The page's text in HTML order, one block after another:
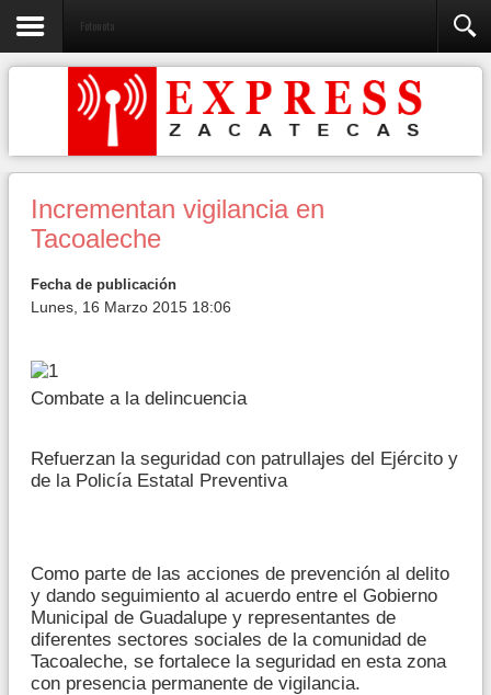
Fotonota
Incrementan vigilancia en
Tacoaleche
Fecha de publicación
Lunes, 16 Marzo 2015 18:06
Combate a la delincuencia
Refuerzan la seguridad con patrullajes del Ejército y
de la Policía Estatal Preventiva
Como parte de las acciones de prevención al delito
y dando seguimiento al acuerdo entre el Gobierno
Municipal de Guadalupe y representantes de
diferentes sectores sociales de la comunidad de
Tacoaleche, se fortalece la seguridad en esta zona
con presencia permanente de vigilancia.